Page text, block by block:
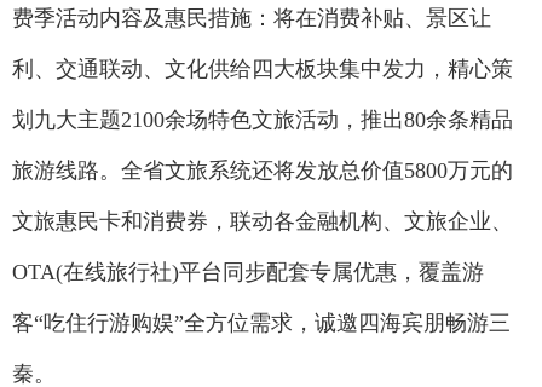
费季活动内容及惠民措施：将在消费补贴、景区让
利、交通联动、文化供给四大板块集中发力，精心策
划九大主题2100余场特色文旅活动，推出80余条精品
旅游线路。全省文旅系统还将发放总价值5800万元的
文旅惠民卡和消费券，联动各金融机构、文旅企业、
OTA(在线旅行社)平台同步配套专属优惠，覆盖游
客“吃住行游购娱”全方位需求，诚邀四海宾朋畅游三
秦。